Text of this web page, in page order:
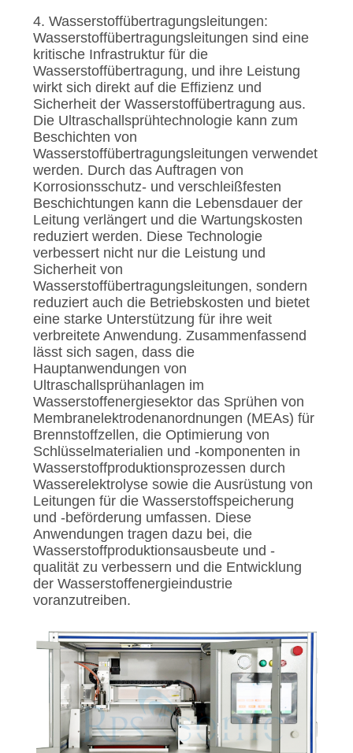
4. Wasserstoffübertragungsleitungen:
Wasserstoffübertragungsleitungen sind eine
kritische Infrastruktur für die
Wasserstoffübertragung, und ihre Leistung
wirkt sich direkt auf die Effizienz und
Sicherheit der Wasserstoffübertragung aus.
Die Ultraschallsprühtechnologie kann zum
Beschichten von
Wasserstoffübertragungsleitungen verwendet
werden. Durch das Auftragen von
Korrosionsschutz- und verschleißfesten
Beschichtungen kann die Lebensdauer der
Leitung verlängert und die Wartungskosten
reduziert werden. Diese Technologie
verbessert nicht nur die Leistung und
Sicherheit von
Wasserstoffübertragungsleitungen, sondern
reduziert auch die Betriebskosten und bietet
eine starke Unterstützung für ihre weit
verbreitete Anwendung. Zusammenfassend
lässt sich sagen, dass die
Hauptanwendungen von
Ultraschallsprühanlagen im
Wasserstoffenergiesektor das Sprühen von
Membranelektrodenanordnungen (MEAs) für
Brennstoffzellen, die Optimierung von
Schlüsselmaterialien und -komponenten in
Wasserstoffproduktionsprozessen durch
Wasserelektrolyse sowie die Ausrüstung von
Leitungen für die Wasserstoffspeicherung
und -beförderung umfassen. Diese
Anwendungen tragen dazu bei, die
Wasserstoffproduktionsausbeute und -
qualität zu verbessern und die Entwicklung
der Wasserstoffenergieindustrie
voranzutreiben.